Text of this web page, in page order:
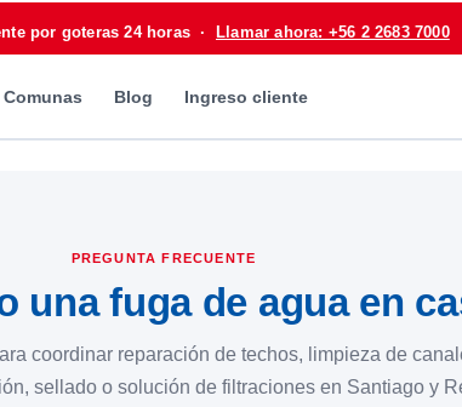
por goteras 24 horas · Llamar ahora: +56 2 2683 7000
Comunas Blog Ingreso cliente
PREGUNTA FRECUENTE
una fuga de agua en
coordinar reparación de techos, limpieza de
sellado o solución de filtraciones en Santiago y